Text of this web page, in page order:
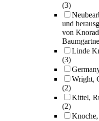
(3)
und
von Knorad
Linde
(3)
Wright,
(2)
Kittel,
(2)